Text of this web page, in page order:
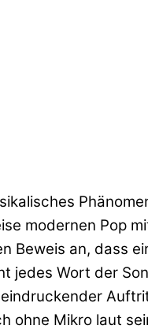
modernen Pop
Beweis an, dass
jedes Wort der
ohne Mikro laut